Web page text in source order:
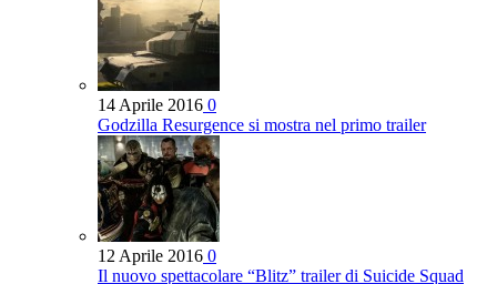
14 Aprile 2016 0
Godzilla Resurgence si mostra nel primo trailer
12 Aprile 2016 0
Il nuovo spettacolare “Blitz” trailer di Suicide Squad